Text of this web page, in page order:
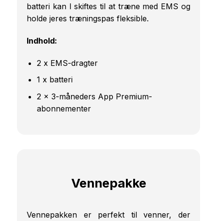
batteri kan I skiftes til at træne med EMS og
holde jeres træningspas fleksible.
Indhold:
2 x EMS-dragter
1 x batteri
2 x 3-måneders App Premium-
abonnementer
Vennepakke
Vennepakken er perfekt til venner, der